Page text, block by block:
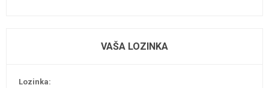
VAŠA LOZINKA
Lozinka: